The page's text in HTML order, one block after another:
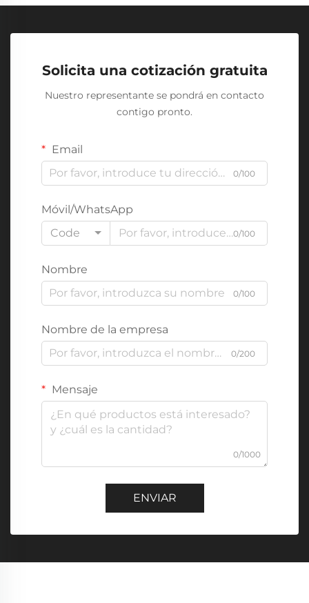
Solicita una cotización gratuita
Nuestro representante se pondrá en contacto
contigo pronto.
Email
0/100
Móvil/WhatsApp
Code
0/100
Nombre
0/100
Nombre de la empresa
0/200
Mensaje
0/1000
ENVIAR